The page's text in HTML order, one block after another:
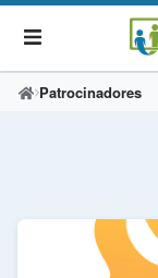
Patrocinadores